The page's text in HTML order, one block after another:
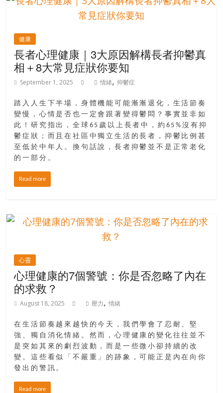
健康
長者心理健康｜3大原因解構長者抑鬱真
相＋8大常見症狀你要知
September 1, 2025 情緒,抑鬱症
踏入人生下半場，身體機能可能漸漸退化，生活節奏
變慢，心情是否也一定會跟著變得鬱悶？事實並非如
此！研究指出，全球65歲以上長者中，約65%沒有抑
鬱症狀；而且在社區中獨立生活的長者，抑鬱比例甚
至低於中年人。換句話說，長者抑鬱並不是正常老化
的一部分。
Read more
心靈
心理健康的7個警號：你是否忽略了內在
的求救？
August 18, 2025 壓力,情緒
在生活節奏越來越快的今天，我們學會了忍耐、堅
強、獨自消化情緒。然而，心理健康的變化往往並不
是突如其來的劇烈波動，而是一些微小卻持續的改
變。這些看似「不嚴重」的跡象，可能正是內在向你
發出的警訊。
Read more